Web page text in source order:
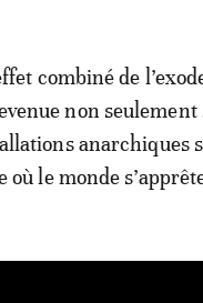
combiné de
non
où le monde